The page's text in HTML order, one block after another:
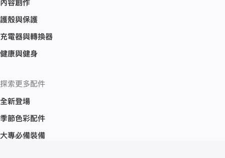
內容創作
護殼與保護
充電器與轉換器
健康與健身
探索更多配件
全新登場
季節色彩配件
大專必備裝備